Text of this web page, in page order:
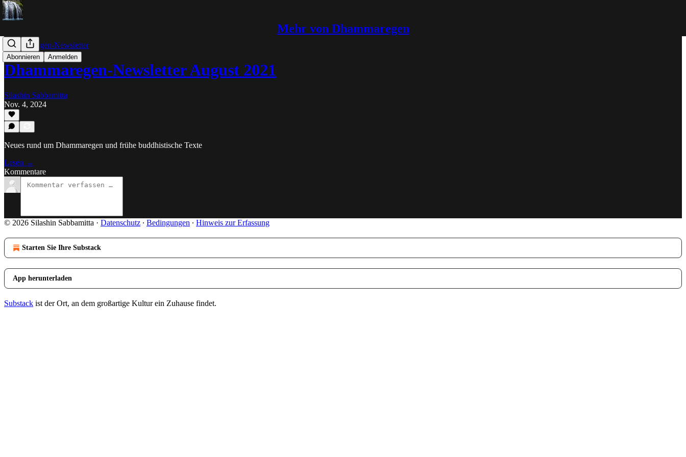
Mehr von Dhammaregen
Abonnieren Anmelden
Dhammaregen-Newsletter
Dhammaregen-Newsletter August 2021
Silashin Sabbamitta
Nov. 4, 2024
Neues rund um Dhammaregen und frühe buddhistische Texte
Lesen →
Kommentare
© 2026 Silashin Sabbamitta · Datenschutz ∙ Bedingungen ∙ Hinweis zur Erfassung
Starten Sie Ihre Substack
App herunterladen
Substack ist der Ort, an dem großartige Kultur ein Zuhause findet.